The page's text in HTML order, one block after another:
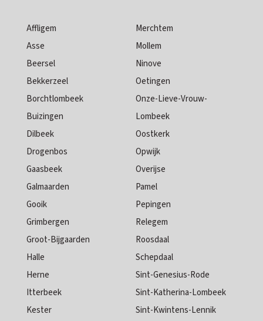
Affligem
Asse
Beersel
Bekkerzeel
Borchtlombeek
Buizingen
Dilbeek
Drogenbos
Gaasbeek
Galmaarden
Gooik
Grimbergen
Groot-Bijgaarden
Halle
Herne
Itterbeek
Kester
Merchtem
Mollem
Ninove
Oetingen
Onze-Lieve-Vrouw-
Lombeek
Oostkerk
Opwijk
Overijse
Pamel
Pepingen
Relegem
Roosdaal
Schepdaal
Sint-Genesius-Rode
Sint-Katherina-Lombeek
Sint-Kwintens-Lennik